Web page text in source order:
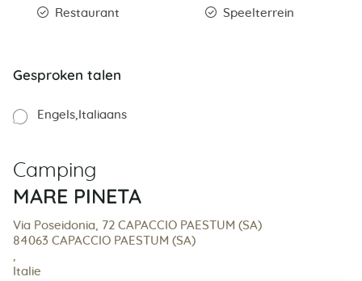
Restaurant
Speelterrein
Gesproken talen
Engels Italiaans
Camping
MARE PINETA
Via Poseidonia, 72 CAPACCIO PAESTUM (SA)
84063 CAPACCIO PAESTUM (SA)
,
Italie